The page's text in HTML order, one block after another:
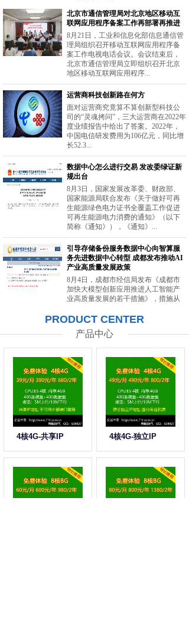
北京市通信管理局对北京地区移动互
联网应用程序备案工作再部署再推进
8月21日，工业和信息化部信息通信管
理局组织召开移动互联网应用程序备
案工作电视电话会议。会议结束后，
北京市通信管理局立即组织召开北京
地区移动互联网应用程序...
运营商科技创新路在何方
面对运营商究竟算不算创新型科技公
司的“灵魂拷问”，三大运营商在2022年
度业绩报告中给出了答案。2022年，
中国电信研发费用为106亿元，同比增
长52.3...
数据中心怎么进行交易 发改委绿证新
规出台
8月3日，国家发展改革委、财政部、
国家能源局联合发布《关于做好可再
生能源绿色电力证书全覆盖工作促进
可再生能源电力消费的通知》（以下
简称《通知》），《通知》...
引导存储备份服务数据中心向智算服
务先进数据中心转型 成都发布推动AI
产业高质量发展政策
8月4日，成都市经信局发布《成都市
加快大模型创新应用推进人工智能产
业高质量发展的若干措施》，措施从
力等方面提出20条举措。...
PRODUCT CENTER
产品中心
4核4G-共享IP 4核4G-独立IP